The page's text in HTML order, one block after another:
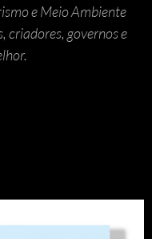
e Meio Ambiente
criadores, governos e